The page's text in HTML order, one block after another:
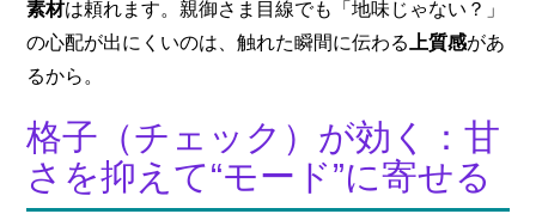
素材は頼れます。親御さま目線でも「地味じゃない？」
の心配が出にくいのは、触れた瞬間に伝わる
上質感があ
るから。
格子（チェック）が効く：甘
さを抑えて“モード”に寄せる